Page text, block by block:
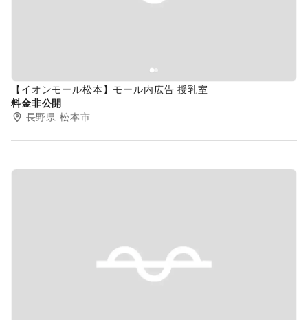
【イオンモール松本】モール内広告 授乳室
料金非公開
長野県 松本市
Previous slide